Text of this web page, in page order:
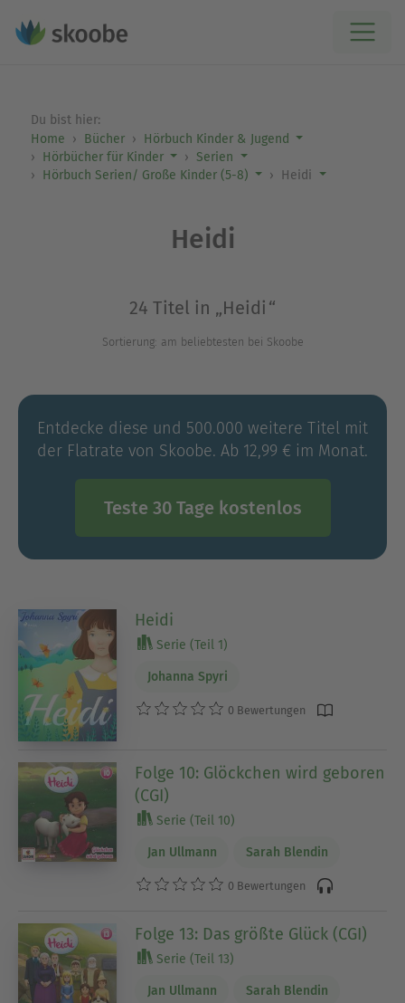
Du bist hier:
Home
Bücher
Hörbuch Kinder & Jugend
Hörbücher für Kinder
Serien
Hörbuch Serien/ Große Kinder (5-8)
Heidi
Heidi
24 Titel in „Heidi“
Sortierung: am beliebtesten bei Skoobe
Entdecke diese und 500.000 weitere Titel mit
der Flatrate von Skoobe. Ab 12,99 € im Monat.
Teste 30 Tage kostenlos
Heidi
Serie (Teil 1)
Johanna Spyri
0 Bewertungen
Folge 10: Glöckchen wird geboren
(CGI)
Serie (Teil 10)
Jan Ullmann Sarah Blendin
0 Bewertungen
Folge 13: Das größte Glück (CGI)
Serie (Teil 13)
Jan Ullmann Sarah Blendin